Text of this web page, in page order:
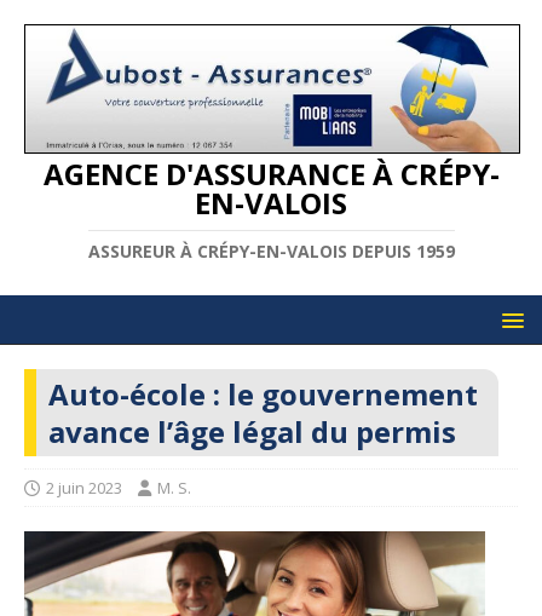
AGENCE D'ASSURANCE À CRÉPY-
EN-VALOIS
ASSUREUR À CRÉPY-EN-VALOIS DEPUIS 1959
Auto-école : le gouvernement
avance l’âge légal du permis
2 juin 2023 M. S.